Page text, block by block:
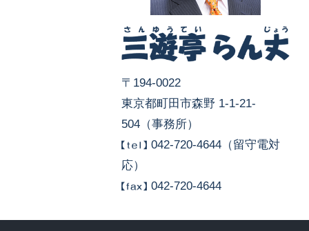
〒194-0022
東京都町田市森野 1-1-21-
504（事務所）
042-720-4644（留守電対
応）
042-720-4644